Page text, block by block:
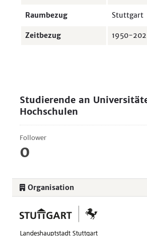
Studierende an
Hochschulen
Follower
0
Organisation
Raumbezug Stuttgart
Zeitbezug 1950-